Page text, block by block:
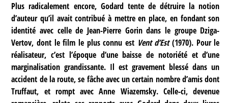
Plus radicalement encore, Godard tente de détruire la notion
d’auteur qu’il avait contribué à mettre en place, en fondant son
identité avec celle de Jean-Pierre Gorin dans le groupe Dziga-
Vertov, dont le film le plus connu est Vent d’Est(1970). Pour le
réalisateur, c’est l’époque d’une baisse de notoriété et d’une
marginalisation grandissante. Il est gravement blessé dans un
accident de la route, se fâche avec un certain nombre d’amis dont
Truffaut, et rompt avec Anne Wiazemsky. Celle-ci, devenue